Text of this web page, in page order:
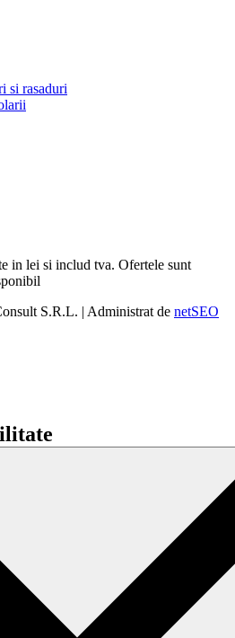
si rasaduri
in lei si includ tva. Ofertele sunt
S.R.L. | Administrat de netSEO